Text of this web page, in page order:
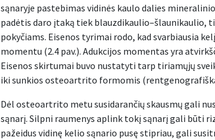
sąnaryje pastebimas vidinės kaulo dalies
padėtis daro įtaką tiek blauzdikaulio–šlaunikaulio,
pokyčiams. Eisenos tyrimai rodo, kad svarbiausia
momentu (2.4 pav.). Adukcijos momentas yra
Eisenos skirtumai buvo nustatyti tarp tiriamųjų
iki sunkios osteoartrito formomis
Dėl osteoartrito metu susidarančių skausmų gali
sąnarį. Silpni raumenys aplink tokį sąnarį gali būti
pažeidus vidinę kelio sąnario pusę stipriau, gali